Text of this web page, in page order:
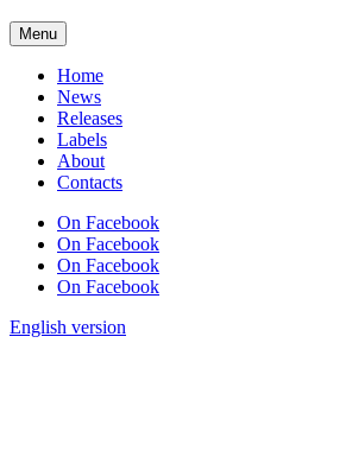
Menu
Home
News
Releases
Labels
About
Contacts
On Facebook
On Facebook
On Facebook
On Facebook
English version